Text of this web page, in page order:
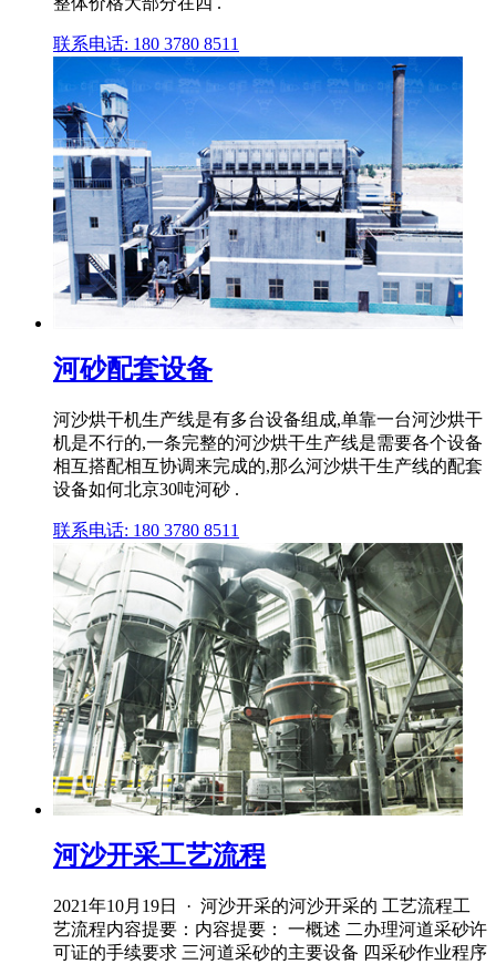
联系电话: 180 3780 8511
河砂配套设备
河沙烘干机生产线是有多台设备组成,单靠一台河沙烘干
机是不行的,一条完整的河沙烘干生产线是需要各个设备
相互搭配相互协调来完成的,那么河沙烘干生产线的配套
设备如何北京30吨河砂 .
联系电话: 180 3780 8511
河沙开采工艺流程
2021年10月19日 · 河沙开采的河沙开采的 工艺流程工
艺流程内容提要：内容提要： 一概述 二办理河道采砂许
可证的手续要求 三河道采砂的主要设备 四采砂作业程序